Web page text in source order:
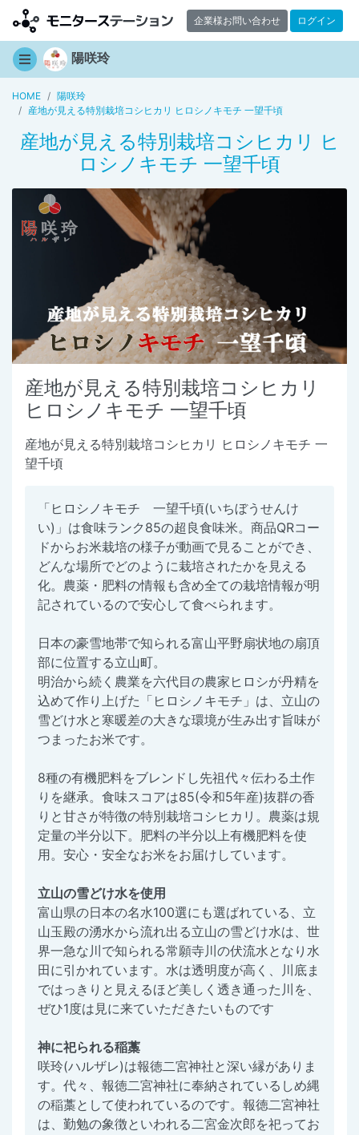
企業様お問い合わせ ログイン
陽咲玲
HOME
陽咲玲
産地が見える特別栽培コシヒカリ ヒロシノキモチ 一望千頃
産地が見える特別栽培コシヒカリ ヒ
ロシノキモチ 一望千頃
産地が見える特別栽培コシヒカリ
ヒロシノキモチ 一望千頃
産地が見える特別栽培コシヒカリ ヒロシノキモチ 一
望千頃
「ヒロシノキモチ 一望千頃(いちぼうせんけ
い)」は食味ランク85の超良食味米。商品QRコー
ドからお米栽培の様子が動画で見ることができ、
どんな場所でどのように栽培されたかを見える
化。農薬・肥料の情報も含め全ての栽培情報が明
記されているので安心して食べられます。
⽇本の豪雪地帯で知られる富山平野扇状地の扇頂
部に位置する立山町。
明治から続く農業を六代目の農家ヒロシが丹精を
込めて作り上げた「ヒロシノキモチ」は、立山の
雪どけ水と寒暖差の大きな環境が生み出す旨味が
つまったお米です。
8種の有機肥料をブレンドし先祖代々伝わる土作
りを継承。食味スコアは85(令和5年産)抜群の香
りと甘さが特徴の特別栽培コシヒカリ。農薬は規
定量の半分以下。肥料の半分以上有機肥料を使
用。安心・安全なお米をお届けしています。
立山の雪どけ水を使用
富山県の日本の名水100選にも選ばれている、立
山玉殿の湧水から流れ出る立山の雪どけ水は、世
界一急な川で知られる常願寺川の伏流水となり水
田に引かれています。水は透明度が高く、川底ま
ではっきりと見えるほど美しく透き通った川を、
ぜひ1度は見に来ていただきたいものです
神に祀られる稲藁
咲玲(ハルザレ)は報徳二宮神社と深い縁がありま
す。代々、報徳二宮神社に奉納されているしめ縄
の稲藁として使われているのです。報徳二宮神社
は、勤勉の象徴といわれる二宮金次郎を祀ってお